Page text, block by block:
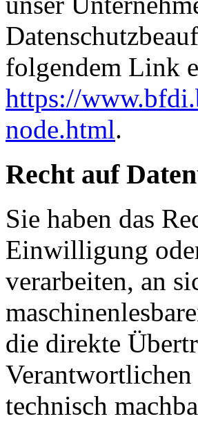
folgendem Link
https://
node.html.
Recht auf
Sie haben das
Einwilligung
verarbeiten, an
die direkte
technisch